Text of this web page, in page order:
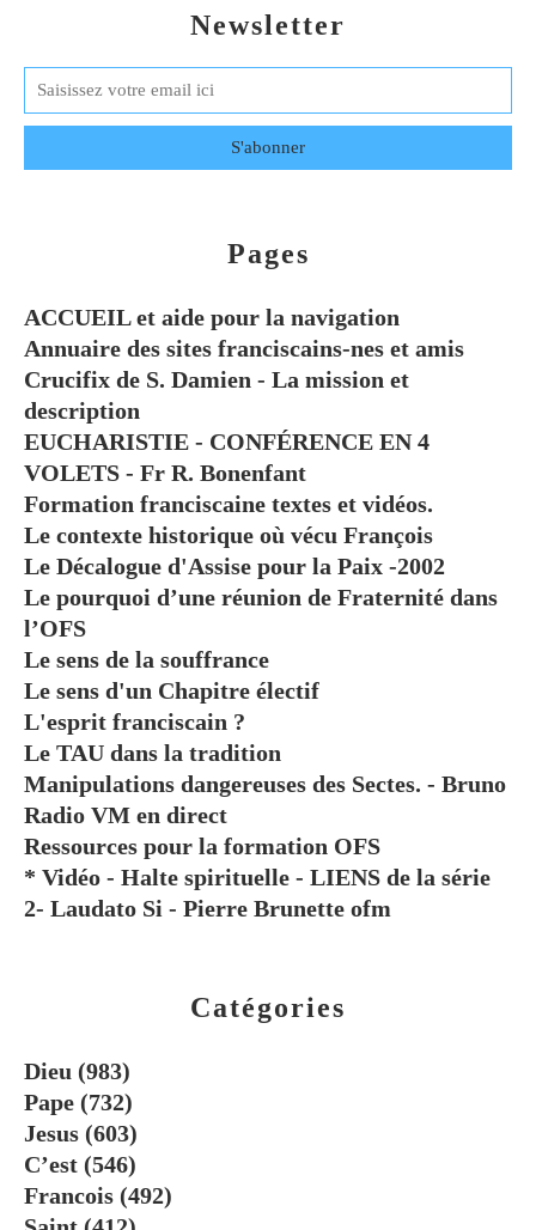
Newsletter
Catégories
Dieu (983)
Pape (732)
Jesus (603)
C’est (546)
Francois (492)
Pages
ACCUEIL et aide pour la navigation
Annuaire des sites franciscains-nes et amis
Crucifix de S. Damien - La mission et
description
EUCHARISTIE - CONFÉRENCE EN 4
VOLETS - Fr R. Bonenfant
Formation franciscaine textes et vidéos.
Le contexte historique où vécu François
Le Décalogue d'Assise pour la Paix -2002
Le pourquoi d’une réunion de Fraternité dans
l’OFS
Le sens de la souffrance
Le sens d'un Chapitre électif
L'esprit franciscain ?
Le TAU dans la tradition
Manipulations dangereuses des Sectes. - Bruno
Radio VM en direct
Ressources pour la formation OFS
* Vidéo - Halte spirituelle - LIENS de la série
2- Laudato Si - Pierre Brunette ofm